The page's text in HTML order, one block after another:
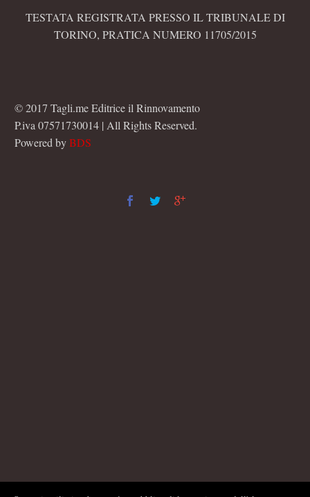
TESTATA REGISTRATA PRESSO IL TRIBUNALE DI
TORINO, PRATICA NUMERO 11705/2015
© 2017 Tagli.me Editrice il Rinnovamento
P.iva 07571730014 | All Rights Reserved.
Powered byBDS